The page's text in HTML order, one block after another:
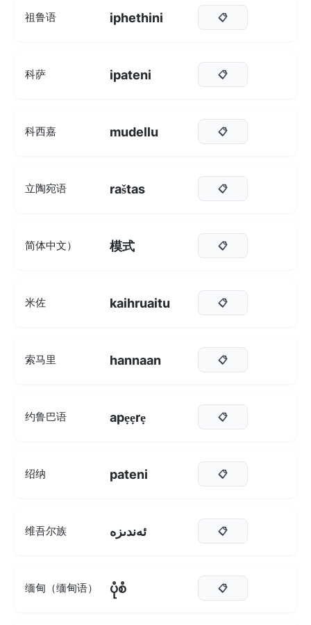
祖鲁语 iphethini 📋
科萨 ipateni 📋
科西嘉 mudellu 📋
立陶宛语 raštas 📋
简体中文） 模式 📋
米佐 kaihruaitu 📋
索马里 hannaan 📋
约鲁巴语 apẹẹrẹ 📋
绍纳 pateni 📋
维吾尔族 ئەندىزە 📋
缅甸（缅甸语） ပုံစံ 📋